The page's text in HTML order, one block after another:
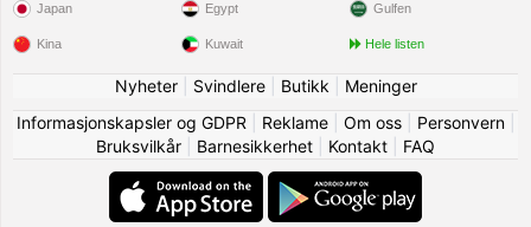
Japan
Kina
Egypt
Kuwait
Gulfen
Hele listen
Nyheter| Svindlere| Butikk
Meninger
Informasjonskapsler og GDPR
Reklame| Om oss| Personvern|
Bruksvilkår
Barnesikkerhet Kontakt FAQ